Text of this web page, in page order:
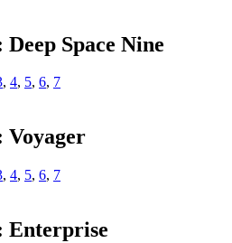
Space Nine
, 4, 5, 6, 7
Voyager
, 4, 5, 6, 7
Enterprise